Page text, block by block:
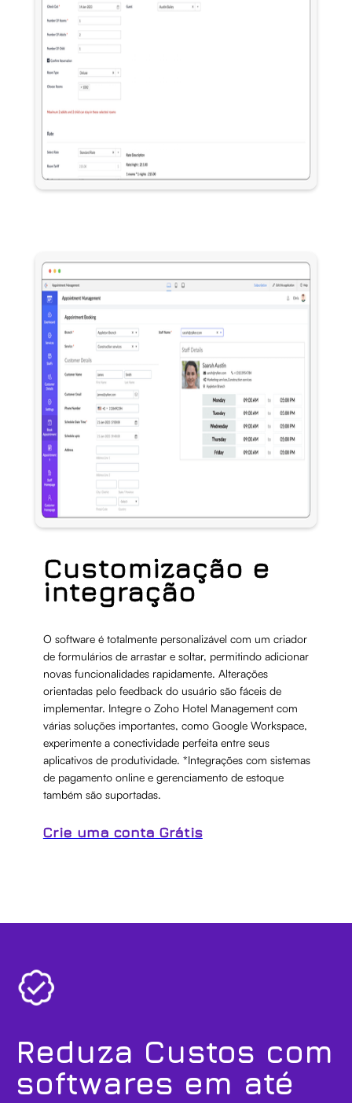
Customização e
integração
O software é totalmente personalizável com um criador
de formulários de arrastar e soltar, permitindo adicionar
novas funcionalidades rapidamente. Alterações
orientadas pelo feedback do usuário são fáceis de
implementar. Integre o Zoho Hotel Management com
várias soluções importantes, como Google Workspace,
experimente a conectividade perfeita entre seus
aplicativos de produtividade. *Integrações com sistemas
de pagamento online e gerenciamento de estoque
também são suportadas.
Crie uma conta Grátis
Reduza Custos com
softwares em até